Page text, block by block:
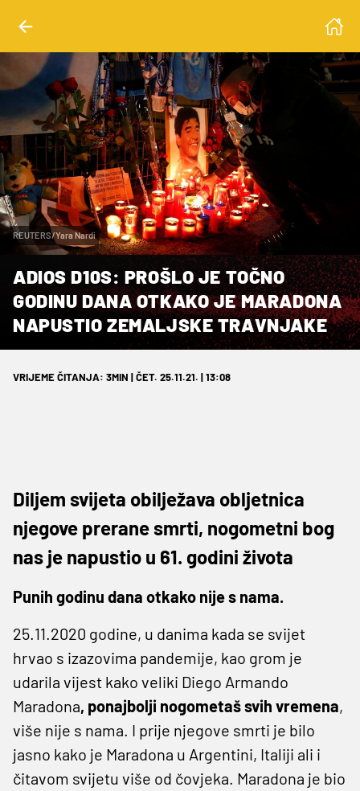
REUTERS/Yara Nardi
ADIOS D10S: PROŠLO JE TOČNO
GODINU DANA OTKAKO JE MARADONA
NAPUSTIO ZEMALJSKE TRAVNJAKE
VRIJEME ČITANJA: 3MIN | ČET. 25.11.21. | 13:08
Diljem svijeta obilježava obljetnica
njegove prerane smrti, nogometni bog
nas je napustio u 61. godini života
Punih godinu dana otkako nije s nama.
25.11.2020 godine, u danima kada se svijet
hrvao s izazovima pandemije, kao grom je
udarila vijest kako veliki Diego Armando
Maradona, ponajbolji nogometaš svih vremena,
više nije s nama. I prije njegove smrti je bilo
jasno kako je Maradona u Argentini, Italiji ali i
čitavom svijetu više od čovjeka. Maradona je bio